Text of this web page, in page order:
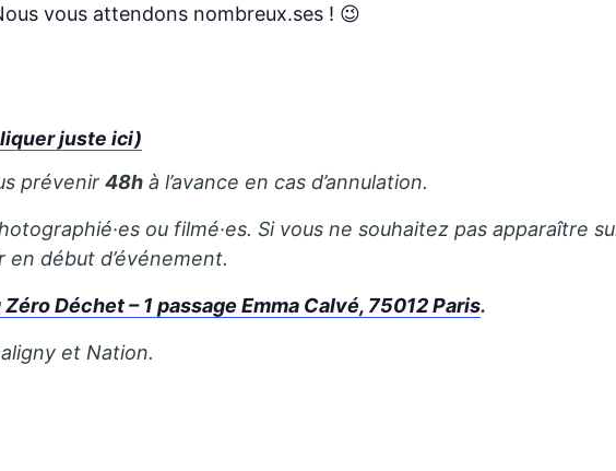
vous attendons nombreux.ses ! 😉
juste ici)
prévenir48h à l’avance en cas d’annulation.
ou filmé·es. Si vous ne souhaitez pas apparaître
début d’événement.
Zéro Déchet – 1 passage Emma Calvé, 75012 Paris.
et Nation.